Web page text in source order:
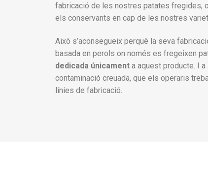
fabricació de les nostres patates fregides,
els conservants en cap de les nostres
Això s’aconsegueix perquè la seva
basada en perols on només es fregeixen
dedicada únicament a aquest producte. I a
contaminació creuada, que els operaris
línies de fabricació.